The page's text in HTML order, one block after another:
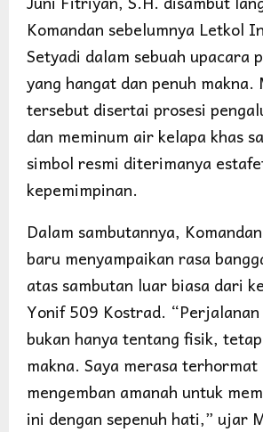
Komandan sebelumnya Letkol
Setyadi dalam sebuah upacara
yang hangat dan penuh makna.
tersebut disertai prosesi
dan meminum air kelapa khas
simbol resmi diterimanya
kepemimpinan.
Dalam sambutannya,
baru menyampaikan rasa
atas sambutan luar biasa dari
Yonif 509 Kostrad.
bukan hanya tentang fisik,
makna. Saya merasa terhormat
mengemban amanah untuk
ini dengan sepenuh hati,” ujar